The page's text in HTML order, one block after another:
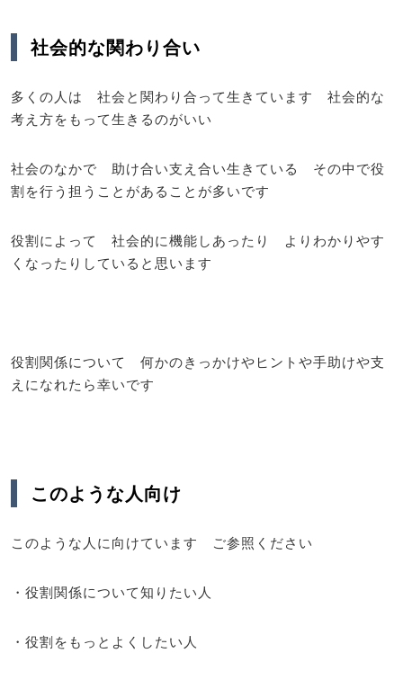
社会的な関わり合い
多くの人は 社会と関わり合って生きています 社会的な
考え方をもって生きるのがいい
社会のなかで 助け合い支え合い生きている その中で役
割を行う担うことがあることが多いです
役割によって 社会的に機能しあったり よりわかりやす
くなったりしていると思います
役割関係について 何かのきっかけやヒントや手助けや支
えになれたら幸いです
このような人向け
このような人に向けています ご参照ください
・役割関係について知りたい人
・役割をもっとよくしたい人